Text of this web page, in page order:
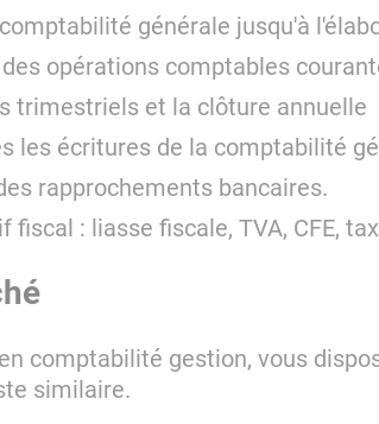
générale jusqu'à
opérations comptables
trimestriels et la clôture annuelle
les écritures de la comptabilité
rapprochements bancaires.
fiscal : liasse fiscale, TVA, CFE,
comptabilité gestion, vous
similaire.